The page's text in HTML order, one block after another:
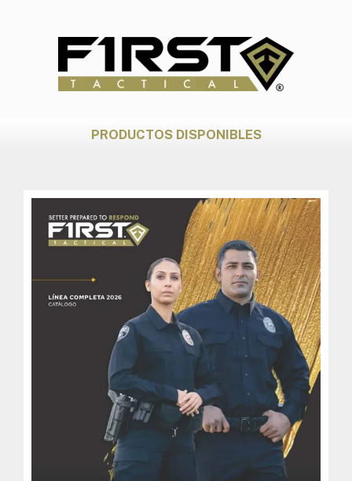
PRODUCTOS DISPONIBLES